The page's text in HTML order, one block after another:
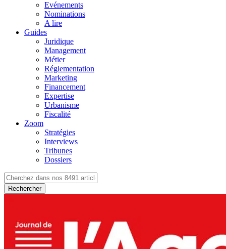
Evénements
Nominations
A lire
Guides
Juridique
Management
Métier
Réglementation
Marketing
Financement
Expertise
Urbanisme
Fiscalité
Zoom
Stratégies
Interviews
Tribunes
Dossiers
Rechercher